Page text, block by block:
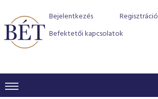
Bejelentkezés Regisztráció
Befektetői kapcsolatok